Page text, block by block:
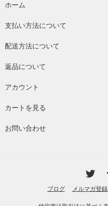
ホーム
支払い方法について
配送方法について
返品について
アカウント
カートを見る
お問い合わせ
ブログ メルマガ登